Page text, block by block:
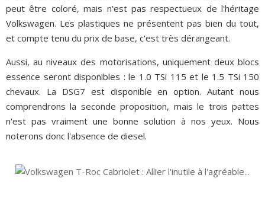
peut être coloré, mais n'est pas respectueux de l'héritage
Volkswagen. Les plastiques ne présentent pas bien du tout,
et compte tenu du prix de base, c'est très dérangeant.
Aussi, au niveaux des motorisations, uniquement deux blocs
essence seront disponibles : le 1.0 TSi 115 et le 1.5 TSi 150
chevaux. La DSG7 est disponible en option. Autant nous
comprendrons la seconde proposition, mais le trois pattes
n'est pas vraiment une bonne solution à nos yeux. Nous
noterons donc l'absence de diesel.